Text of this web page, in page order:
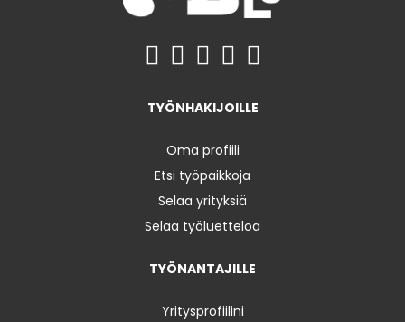
TYÖNHAKIJOILLE
Oma profiili
Etsi työpaikkoja
Selaa yrityksiä
Selaa työluetteloa
TYÖNANTAJILLE
Yritysprofiilini